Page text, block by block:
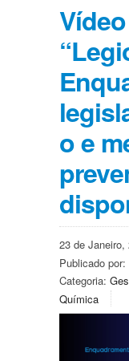
o e
23 de Janeiro,
Publicado por:
Categoria:
Química